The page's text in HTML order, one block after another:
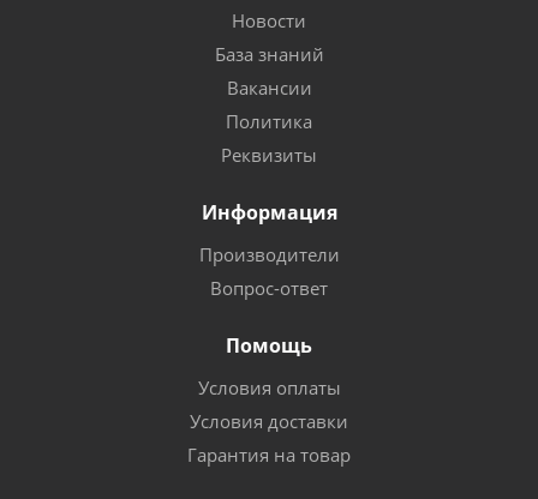
Новости
База знаний
Вакансии
Политика
Реквизиты
Информация
Производители
Вопрос-ответ
Помощь
Условия оплаты
Условия доставки
Гарантия на товар